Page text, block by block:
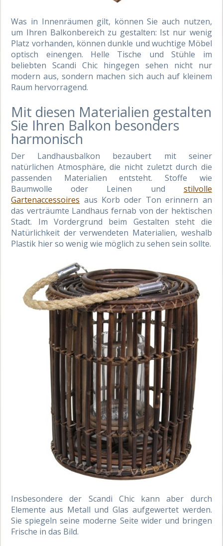
Was in Innenräumen gilt, können Sie auch nutzen,
um Ihren Balkonbereich zu gestalten: Ist nur wenig
Platz vorhanden, können dunkle und wuchtige Möbel
optisch einengen. Helle Tische und Stühle im
beliebten Scandi Chic hingegen sehen nicht nur
modern aus, sondern machen sich auch auf kleinem
Raum hervorragend.
Mit diesen Materialien gestalten
Sie Ihren Balkon besonders
harmonisch
Der Landhausbalkon bezaubert mit seiner
natürlichen Atmosphäre, die nicht zuletzt durch die
passenden Materialien entsteht. Stoffe wie
Baumwolle oder Leinen und stilvolle
Gartenaccessoires aus Korb oder Ton erinnern an
das verträumte Landhaus fernab von der hektischen
Stadt. Im Vordergrund beim Gestalten steht die
Natürlichkeit der verwendeten Materialien, weshalb
Plastik hier so wenig wie möglich zu sehen sein sollte.
Insbesondere der Scandi Chic kann aber durch
Elemente aus Metall und Glas aufgewertet werden.
Sie spiegeln seine moderne Seite wider und bringen
Frische in das Bild.